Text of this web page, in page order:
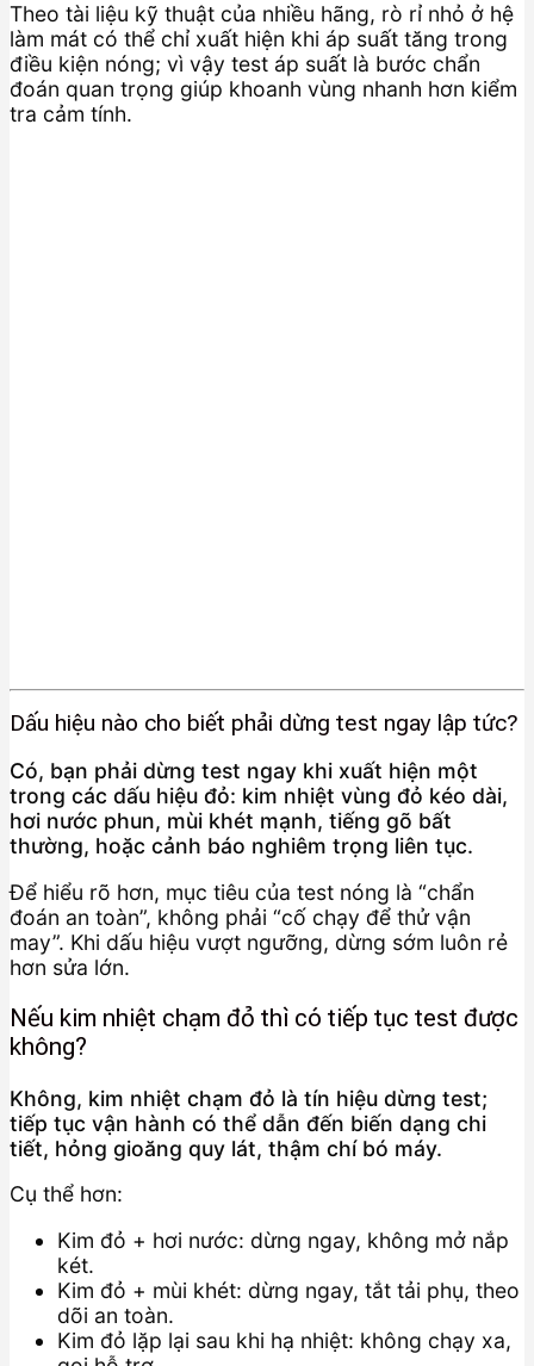
Theo tài liệu kỹ thuật của nhiều hãng, rò rỉ nhỏ ở hệ
làm mát có thể chỉ xuất hiện khi áp suất tăng trong
điều kiện nóng; vì vậy test áp suất là bước chẩn
đoán quan trọng giúp khoanh vùng nhanh hơn kiểm
tra cảm tính.
Dấu hiệu nào cho biết phải dừng test ngay lập tức?
Có, bạn phải dừng test ngay khi xuất hiện một
trong các dấu hiệu đỏ: kim nhiệt vùng đỏ kéo dài,
hơi nước phun, mùi khét mạnh, tiếng gõ bất
thường, hoặc cảnh báo nghiêm trọng liên tục.
Để hiểu rõ hơn, mục tiêu của test nóng là “chẩn
đoán an toàn”, không phải “cố chạy để thử vận
may”. Khi dấu hiệu vượt ngưỡng, dừng sớm luôn rẻ
hơn sửa lớn.
Nếu kim nhiệt chạm đỏ thì có tiếp tục test được
không?
Không, kim nhiệt chạm đỏ là tín hiệu dừng test;
tiếp tục vận hành có thể dẫn đến biến dạng chi
tiết, hỏng gioăng quy lát, thậm chí bó máy.
Cụ thể hơn:
Kim đỏ + hơi nước: dừng ngay, không mở nắp
két.
Kim đỏ + mùi khét: dừng ngay, tắt tải phụ, theo
dõi an toàn.
Kim đỏ lặp lại sau khi hạ nhiệt: không chạy xa,